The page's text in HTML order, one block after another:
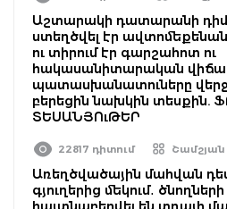
Աշտարակի դատարանի
ստեղծվել էր
ու տիրում էր գարշահոտ ու
հակասանիտարական
պատասխանատուները
բերեցին նախկին տեսքին.
ՏԵՍԱՆՅՈւԹԵՐ
22817 դիտում Շամշյան
Առեղծվածային մահվան
գյուղերից մեկում․